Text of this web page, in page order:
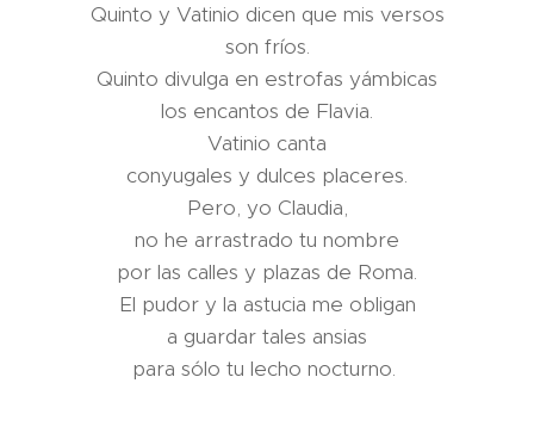
Quinto y Vatinio dicen que mis versos
son fríos.
Quinto divulga en estrofas yámbicas
los encantos de Flavia.
Vatinio canta
conyugales y dulces placeres.
Pero, yo Claudia,
no he arrastrado tu nombre
por las calles y plazas de Roma.
El pudor y la astucia me obligan
a guardar tales ansias
para sólo tu lecho nocturno.